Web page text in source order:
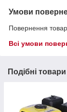
Умови
Повернення
Всі умови
Подібні